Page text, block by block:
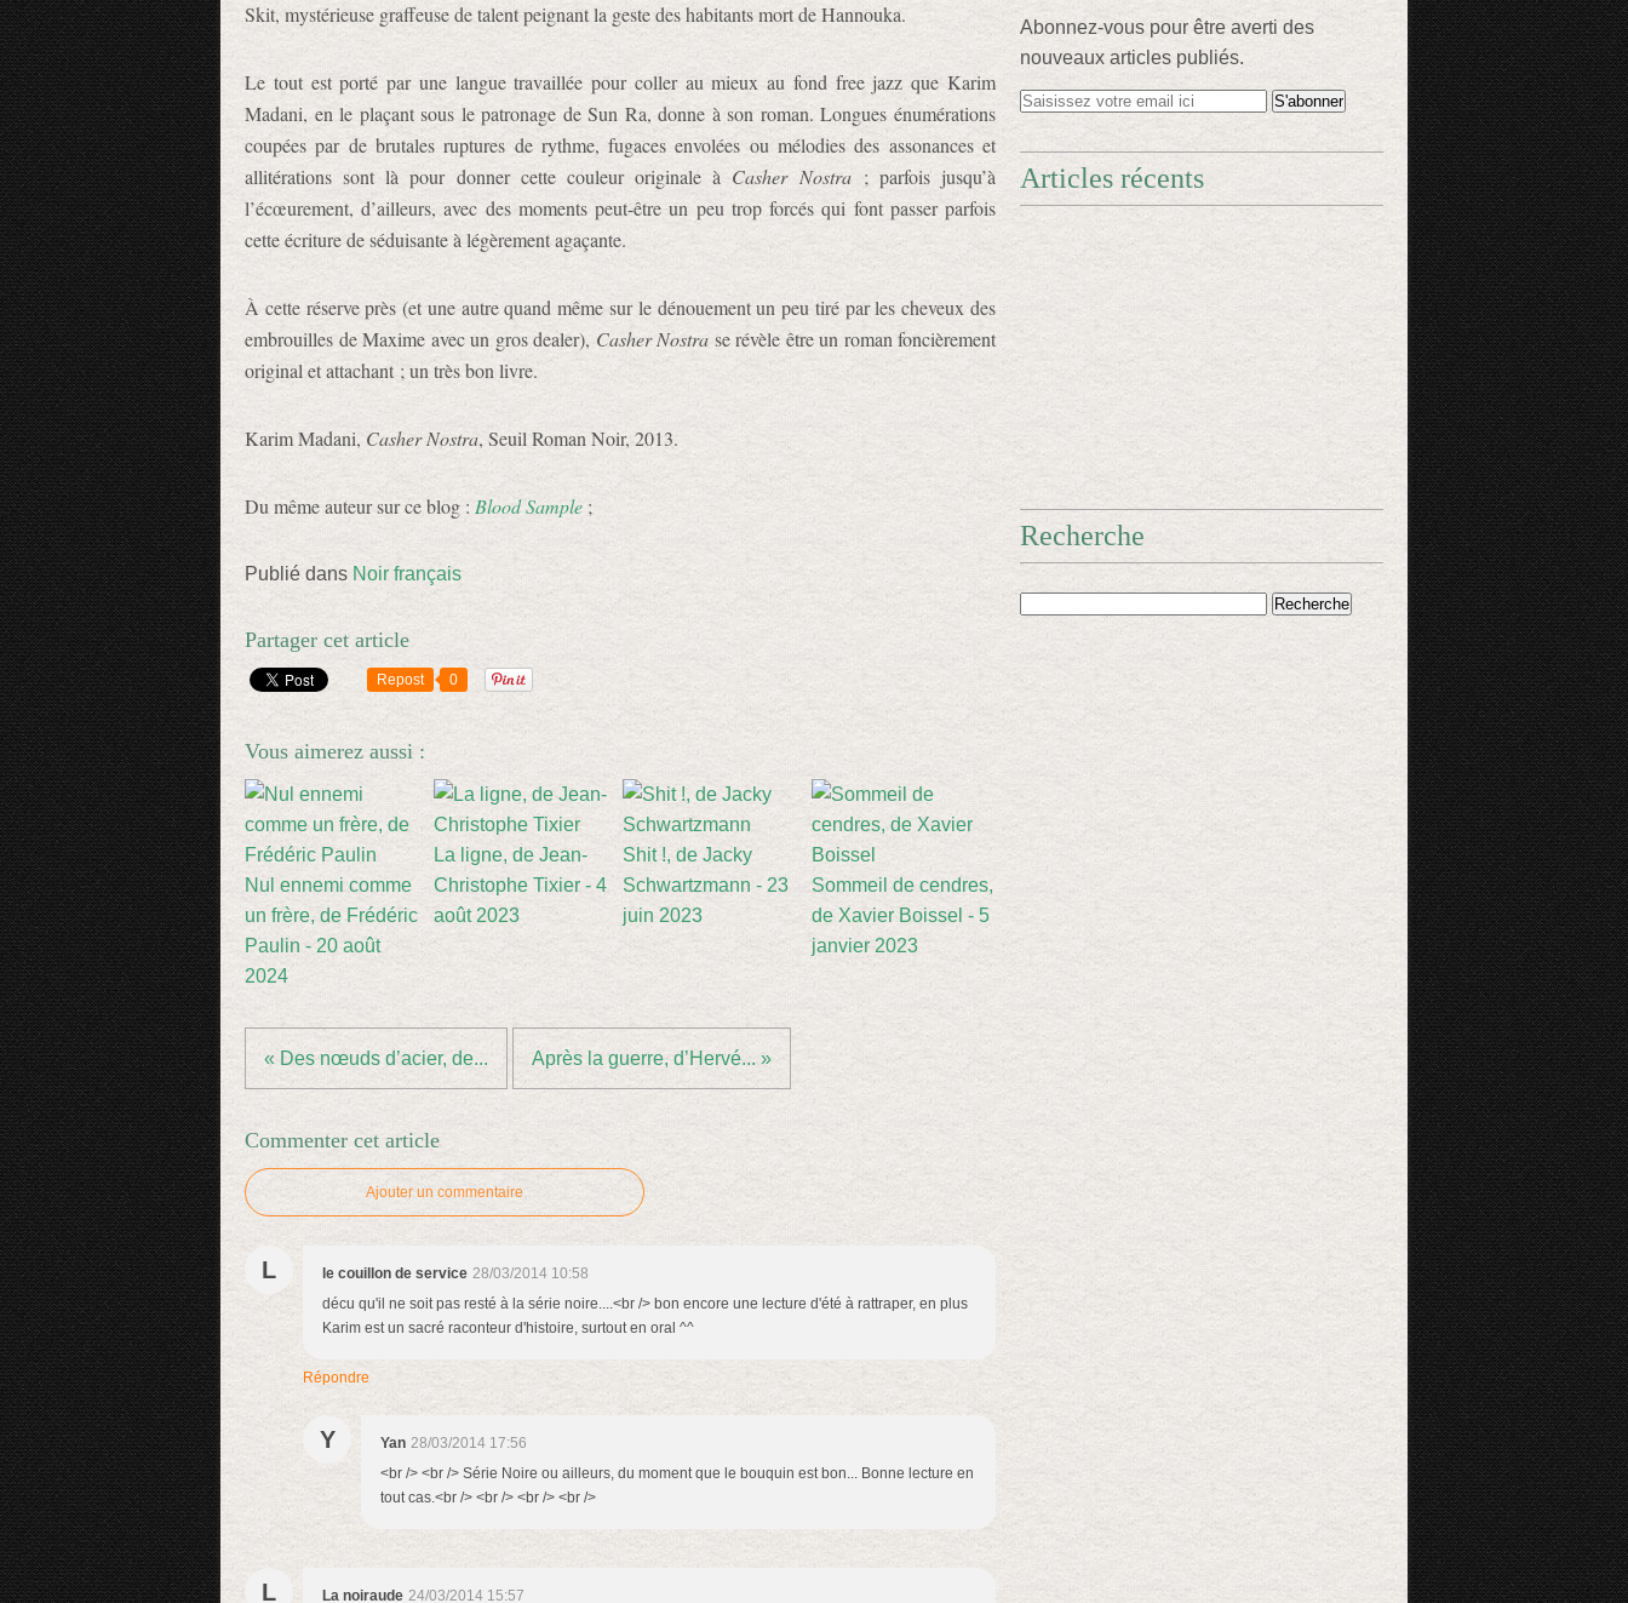
Skit, mystérieuse graffeuse de talent peignant la geste des habitants mort de Hannouka.
Le tout est porté par une langue travaillée pour coller au mieux au fond free jazz que Karim
Madani, en le plaçant sous le patronage de Sun Ra, donne à son roman. Longues énumérations
coupées par de brutales ruptures de rythme, fugaces envolées ou mélodies des assonances et
allitérations sont là pour donner cette couleur originale à Casher Nostra; parfois jusqu’à
l’écœurement, d’ailleurs, avec des moments peut-être un peu trop forcés qui font passer parfois
cette écriture de séduisante à légèrement agaçante.
À cette réserve près (et une autre quand même sur le dénouement un peu tiré par les cheveux des
embrouilles de Maxime avec un gros dealer), Casher Nostra se révèle être un roman foncièrement
original et attachant ; un très bon livre.
Karim Madani, Casher Nostra, Seuil Roman Noir, 2013.
Du même auteur sur ce blog : Blood Sample ;
Publié dans Noir français
Partager cet article
Repost 0
Vous aimerez aussi :
Nul ennemi comme
un frère, de Frédéric
Paulin - 20 août
2024
La ligne, de Jean-
Christophe Tixier - 4
août 2023
Shit !, de Jacky
Schwartzmann - 23
juin 2023
Sommeil de cendres,
de Xavier Boissel - 5
janvier 2023
« Des nœuds d’acier, de... Après la guerre, d’Hervé... »
Commenter cet article
Ajouter un commentaire
L le couillon de service 28/03/2014 10:58
décu qu'il ne soit pas resté à la série noire....<br /> bon encore une lecture d'été à rattraper, en plus
Karim est un sacré raconteur d'histoire, surtout en oral ^^
Répondre
Y Yan 28/03/2014 17:56
<br /> <br /> Série Noire ou ailleurs, du moment que le bouquin est bon... Bonne lecture en
tout cas.<br /> <br /> <br /> <br />
L La noiraude 24/03/2014 15:57
Abonnez-vous pour être averti des
nouveaux articles publiés.
Articles récents
Recherche